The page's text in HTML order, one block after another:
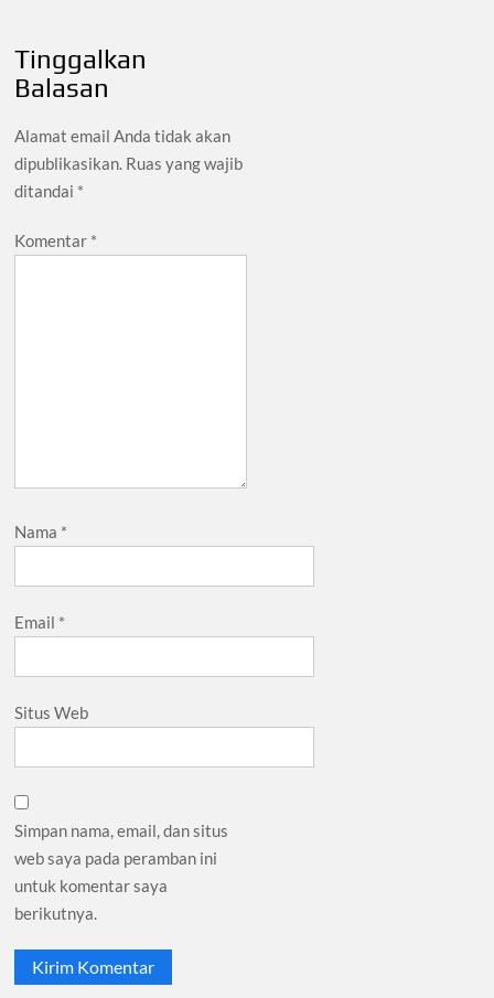
Tinggalkan
Balasan
Alamat email Anda tidak akan
dipublikasikan. Ruas yang wajib
ditandai *
Komentar *
Nama *
Email *
Situs Web
Simpan nama, email, dan situs
web saya pada peramban ini
untuk komentar saya
berikutnya.